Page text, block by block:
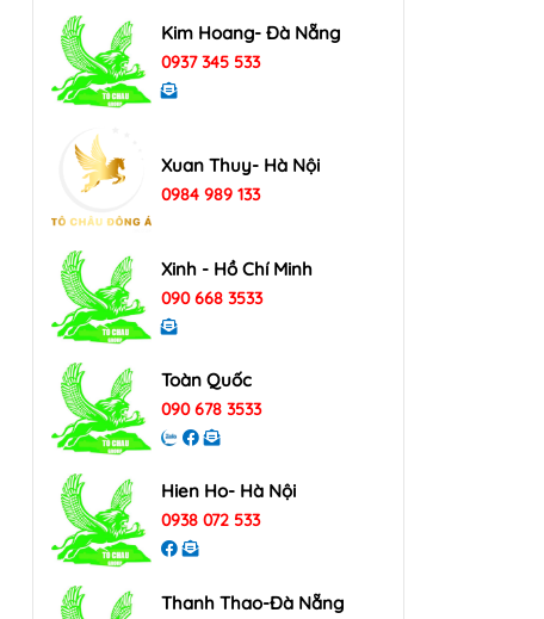
Kim Hoang- Đà Nẵng
0937 345 533
Xuan Thuy- Hà Nội
0984 989 133
Xinh - Hồ Chí Minh
090 668 3533
Toàn Quốc
090 678 3533
Hien Ho- Hà Nội
0938 072 533
Thanh Thao-Đà Nẵng